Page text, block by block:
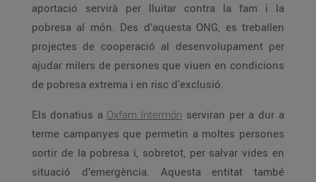
aportació servirà per lluitar contra la fam i la
pobresa al món. Des d’aquesta ONG, es treballen
projectes de cooperació al desenvolupament per
ajudar milers de persones que viuen en condicions
de pobresa extrema i en risc d'exclusió.
Els donatius a Oxfam Intermón serviran per a dur a
terme campanyes que permetin a moltes persones
sortir de la pobresa i, sobretot, per salvar vides en
situació d’emergència. Aquesta entitat també